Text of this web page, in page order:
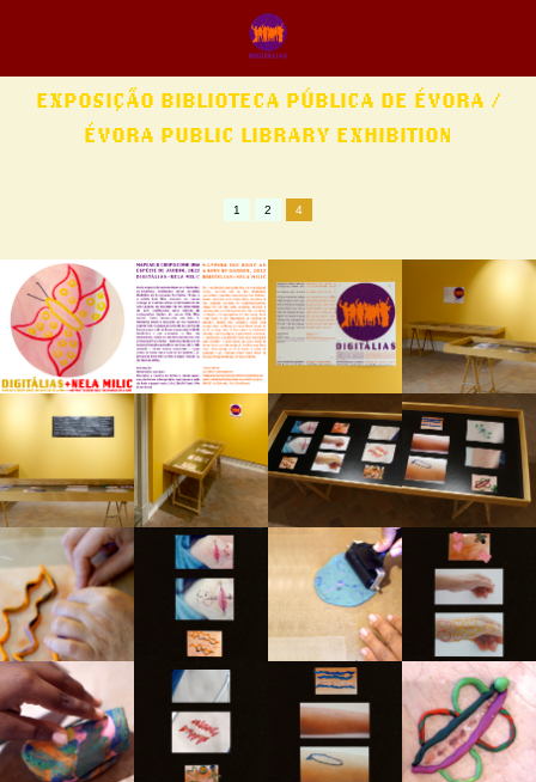
EXPOSIÇÃO BIBLIOTECA PÚBLICA DE ÉVORA /
ÉVORA PUBLIC LIBRARY EXHIBITION
1 2 4